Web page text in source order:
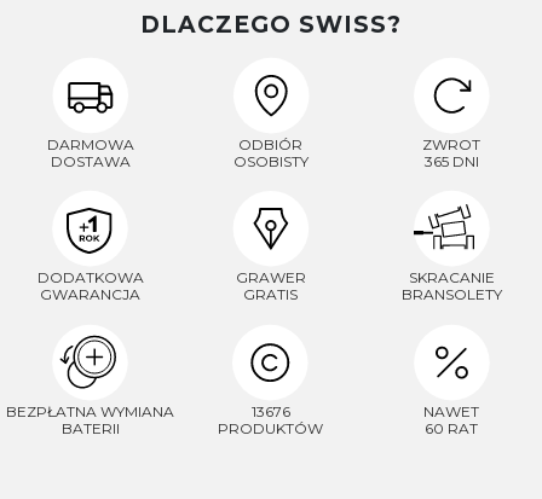
DLACZEGO SWISS?
DARMOWA
DOSTAWA
ODBIÓR
OSOBISTY
ZWROT
365 DNI
DODATKOWA
GWARANCJA
GRAWER
GRATIS
SKRACANIE
BRANSOLETY
BEZPŁATNA WYMIANA
BATERII
13676
PRODUKTÓW
NAWET
60 RAT